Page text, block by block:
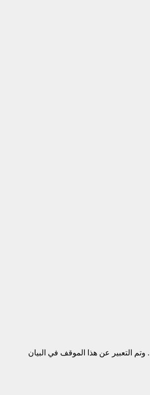
وتم التعبير عن هذا الموقف في البيان